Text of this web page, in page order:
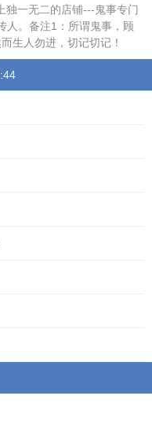
独一无二的店铺---鬼事专门
人。备注1：所谓鬼事，顾
生人勿进，切记切记！